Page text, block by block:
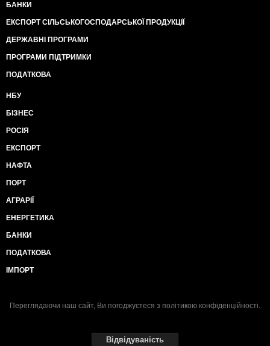
БАНКИ
ЕКСПОРТ СІЛЬСЬКОГОСПОДАРСЬКОЇ ПРОДУКЦІЇ
ДЕРЖАВНІ ПРОГРАМИ
ПРОГРАМИ ПІДТРИМКИ
ПОДАТКОВА
НБУ
БІЗНЕС
РОСІЯ
ЕКСПОРТ
НАФТА
ПОРТ
АГРАРІЇ
ЕНЕРГЕТИКА
БАНКИ
ПОДАТКОВА
ІМПОРТ
Переглядаючи наш сайт, Ви погоджуєтеся з політикою конфіденційності.
Відвідуваність